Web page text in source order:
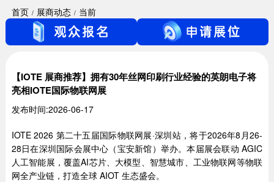
首页 展商动态 当前
【IOTE 展商推荐】拥有30年丝网印刷行业经验的英朗电子将
亮相IOTE国际物联网展
发布时间:2026-06-17
IOTE 2026 第二十五届国际物联网展·深圳站，将于2026年8月26-
28日在深圳国际会展中心（宝安新馆）举办。本届展会联动 AGIC
人工智能展，覆盖AI芯片、大模型、智慧城市、工业物联网等物联
网全产业链，打造全球 AIOT 生态盛会。